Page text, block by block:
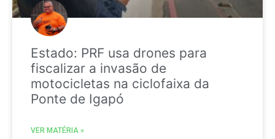
Estado: PRF usa drones para
fiscalizar a invasão de
motocicletas na ciclofaixa da
Ponte de Igapó
VER MATÉRIA »